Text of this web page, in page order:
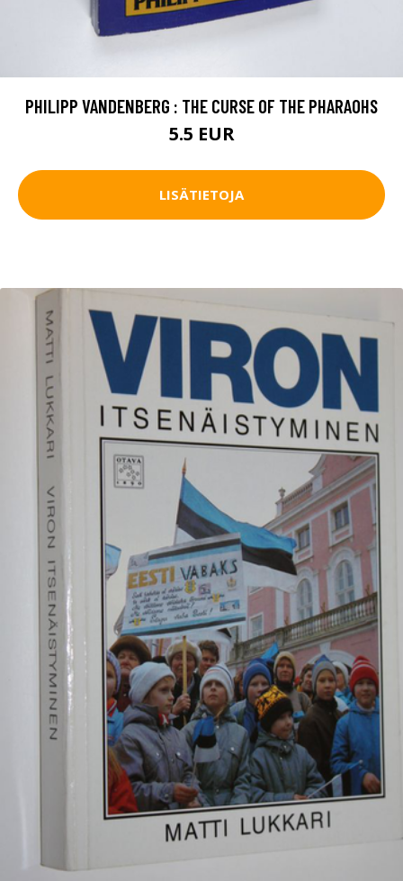
PHILIPP VANDENBERG : THE CURSE OF THE PHARAOHS
5.5 EUR
LISÄTIETOJA